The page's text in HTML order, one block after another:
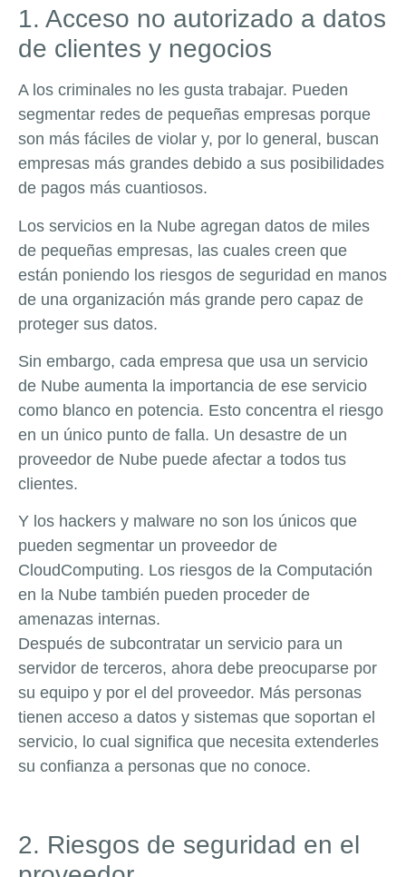
1. Acceso no autorizado a datos
de clientes y negocios
A los criminales no les gusta trabajar. Pueden
segmentar redes de pequeñas empresas porque
son más fáciles de violar y, por lo general, buscan
empresas más grandes debido a sus posibilidades
de pagos más cuantiosos.
Los servicios en la Nube agregan datos de miles
de pequeñas empresas, las cuales creen que
están poniendo los riesgos de seguridad en manos
de una organización más grande pero capaz de
proteger sus datos.
Sin embargo, cada empresa que usa un servicio
de Nube aumenta la importancia de ese servicio
como blanco en potencia. Esto concentra el riesgo
en un único punto de falla. Un desastre de un
proveedor de Nube puede afectar a todos tus
clientes.
Y los hackers y malware no son los únicos que
pueden segmentar un proveedor de
CloudComputing. Los riesgos de la Computación
en la Nube también pueden proceder de
amenazas internas.
Después de subcontratar un servicio para un
servidor de terceros, ahora debe preocuparse por
su equipo y por el del proveedor. Más personas
tienen acceso a datos y sistemas que soportan el
servicio, lo cual significa que necesita extenderles
su confianza a personas que no conoce.
2. Riesgos de seguridad en el